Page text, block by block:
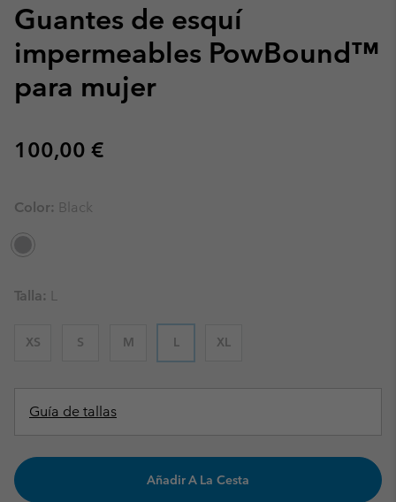
Guantes de esquí
impermeables PowBound™
para mujer
Regular price:
100,00 €
Color: Black
Talla:
XS S M L XL
Guía de tallas
Añadir A La Cesta